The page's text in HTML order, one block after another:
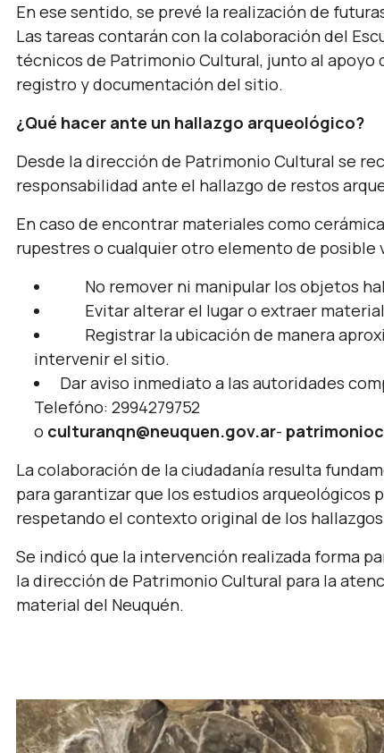
En ese sentido, se prevé la realización de
Las tareas contarán con la colaboración del
técnicos de Patrimonio Cultural, junto al apoyo
registro y documentación del sitio.
¿Qué hacer ante un hallazgo arqueológico?
Desde la dirección de Patrimonio Cultural se
responsabilidad ante el hallazgo de restos
En caso de encontrar materiales como
rupestres o cualquier otro elemento de posible
No remover ni manipular los objetos
Evitar alterar el lugar o extraer
Registrar la ubicación de manera
intervenir el sitio.
Dar aviso inmediato a las autoridades
Telefóno: 2994279752
o culturanqn@neuquen.gov.ar-
La colaboración de la ciudadanía resulta
para garantizar que los estudios arqueológicos
respetando el contexto original de los
Se indicó que la intervención realizada forma
la dirección de Patrimonio Cultural para la
material del Neuquén.